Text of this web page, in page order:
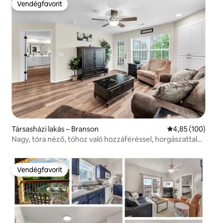
Vendégfavorit
Vendégfavorit
Társasházi lakás – Branson Átlagos
4,85 (100)
Nagy, tóra néző, tóhoz való hozzáféréssel, horgászattal
Vendégfavorit
Vendégfavorit